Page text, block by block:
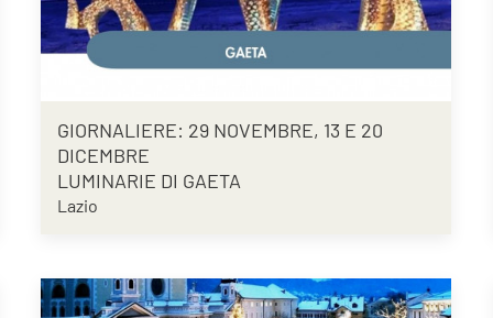
GIORNALIERE: 29 NOVEMBRE, 13 E 20
DICEMBRE
LUMINARIE DI GAETA
Lazio